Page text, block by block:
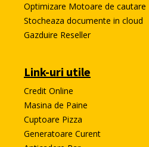
Optimizare Motoare de cautare
Stocheaza documente in cloud
Gazduire Reseller
Link-uri utile
Credit Online
Masina de Paine
Cuptoare Pizza
Generatoare Curent